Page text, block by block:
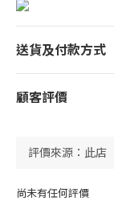
送貨及付款方式
顧客評價
尚未有任何評價